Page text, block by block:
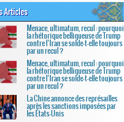
Articles
Menace, ultimatum, recul : pourquoi
la rhétorique belliqueuse de Trump
contre l’Iran se solde-t-elle toujours
par un recul ?
Menace, ultimatum, recul : pourquoi
la rhétorique belliqueuse de Trump
contre l’Iran se solde-t-elle toujours
par un recul ?
La Chine annonce des représailles
après les sanctions imposées par
les États-Unis